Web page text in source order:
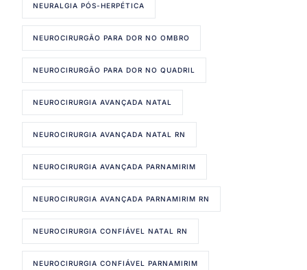
NEURALGIA PÓS-HERPÉTICA
NEUROCIRURGÃO PARA DOR NO OMBRO
NEUROCIRURGÃO PARA DOR NO QUADRIL
NEUROCIRURGIA AVANÇADA NATAL
NEUROCIRURGIA AVANÇADA NATAL RN
NEUROCIRURGIA AVANÇADA PARNAMIRIM
NEUROCIRURGIA AVANÇADA PARNAMIRIM RN
NEUROCIRURGIA CONFIÁVEL NATAL RN
NEUROCIRURGIA CONFIÁVEL PARNAMIRIM